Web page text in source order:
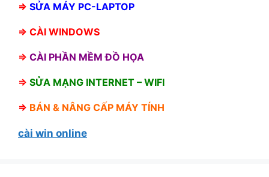
⇒ SỬA MÁY PC-LAPTOP
⇒ CÀI WINDOWS
⇒ CÀI PHẦN MỀM ĐỒ HỌA
⇒ SỬA MẠNG INTERNET – WIFI
⇒ BÁN & NÂNG CẤP MÁY TÍNH
cài win online